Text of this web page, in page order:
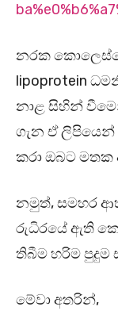
නරක
lipoprotein
නාළ සිහින්
ගැන ඒ ලිපියෙන්
කරා ඔබට මතක
නමුත්, සමහර
රුධිරයේ ඇති
තිබීම හරිම පුදුම
මේවා අතරින්,